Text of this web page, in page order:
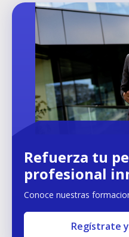
Refuerza tu
profesional
Conoce nuestras
Regístrate